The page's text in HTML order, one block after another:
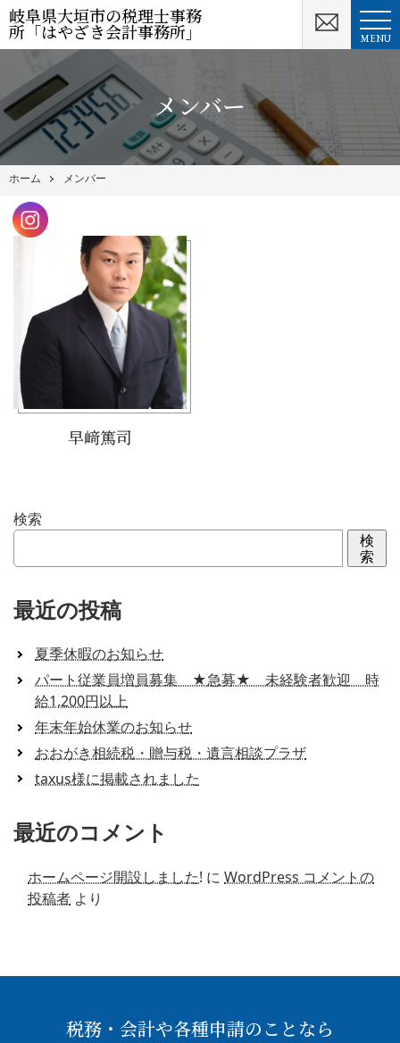
岐阜県大垣市の税理士事務
所「はやざき会計事務所」 MENU
メンバー
ホーム メンバー
早﨑篤司
検索
検
索
最近の投稿
夏季休暇のお知らせ
パート従業員増員募集 ★急募★ 未経験者歓迎 時
給1,200円以上
年末年始休業のお知らせ
おおがき相続税・贈与税・遺言相談プラザ
taxus様に掲載されました
最近のコメント
ホームページ開設しました! に WordPress コメントの
投稿者 より
税務・会計や各種申請のことなら